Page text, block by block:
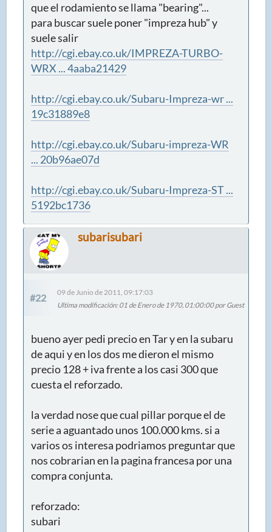
que el rodamiento se llama "bearing"...
para buscar suele poner "impreza hub" y
suele salir
http://cgi.ebay.co.uk/IMPREZA-TURBO-
WRX ... 4aaba21429
http://cgi.ebay.co.uk/Subaru-Impreza-wr ...
19c31889e8
http://cgi.ebay.co.uk/Subaru-impreza-WR
... 20b96ae07d
http://cgi.ebay.co.uk/Subaru-Impreza-ST ...
5192bc1736
subarisubari
#22
09 de Junio de 2011, 09:17:03
Ultima modificación: 01 de Enero de 1970, 01:00:00 por Guest
bueno ayer pedi precio en Tar y en la subaru
de aqui y en los dos me dieron el mismo
precio 128 + iva frente a los casi 300 que
cuesta el reforzado.
la verdad nose que cual pillar porque el de
serie a aguantado unos 100.000 kms. si a
varios os interesa podriamos preguntar que
nos cobrarian en la pagina francesa por una
compra conjunta.
reforzado:
subari